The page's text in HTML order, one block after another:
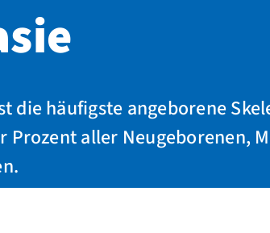
die häufigste angeborene
aller Neugeborenen,